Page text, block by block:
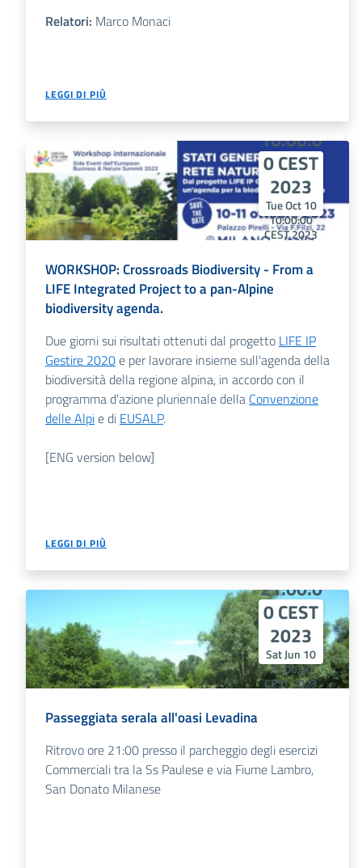
Relatori: Marco Monaci
LEGGI DI PIÙ
10
10:00:0
0 CEST
2023
Tue Oct 10
10:00:00
CEST 2023
10:00:00
CEST 2023
WORKSHOP: Crossroads Biodiversity - From a
LIFE Integrated Project to a pan-Alpine
biodiversity agenda.
Due giorni sui risultati ottenuti dal progetto LIFE IP
Gestire 2020e per lavorare insieme sull'agenda della
biodiversità della regione alpina, in accordo con il
programma d'azione pluriennale della Convenzione
delle Alpie di EUSALP.
[ENG version below]
LEGGI DI PIÙ
10
21:00:0
0 CEST
2023
Sat Jun 10
21:00:00
CEST 2023
Passeggiata serala all'oasi Levadina
Ritrovo ore 21:00 presso il parcheggio degli esercizi
Commerciali tra la Ss Paulese e via Fiume Lambro,
San Donato Milanese